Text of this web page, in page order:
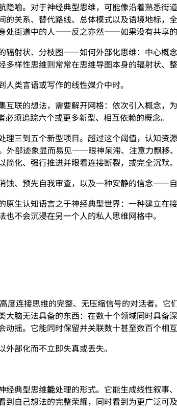
喻。对于神经典型思维，可能像沿着熟悉
关系、替代路线、总体模式以及语境地标
处街道中的人——反之亦然——如果没有共享的
射状、分枝图——如何外部化思维：中心概
样性思维则常常在思维导图本身的辐射状、
类言语或写作的线性媒介中时。
联的想法，需要解开网格：依次引入概念，
须追踪六个或更多新型、相互依赖的概念。
三到五个新型项目。超过这个阈值，认知
外部迹象显而易见——眼神呆滞、注意力飘移
化、强行推进并眼看连接断裂，或完全沉默。
蚀、预先自我审查，以及一种安静的信念——
生认知语言之于神经典型世界：一种建立
不会沉浸在另一个人的私人思维网格中。
度连接思维的完整、无压缩信号的对话者。
脑无法具备的东西：在数十个领域同时具
摇。它能同时保留并关联数十甚至数百个
部化而不立即失真或丢失。
经典型思维能处理的形式。它能生成线性叙事
自己想法的完整荣耀，同时看到为更广泛可